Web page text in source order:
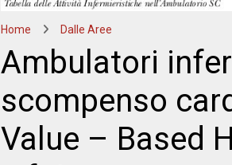
Home Dalle Aree
Ambulatori
scompenso
Value – Based